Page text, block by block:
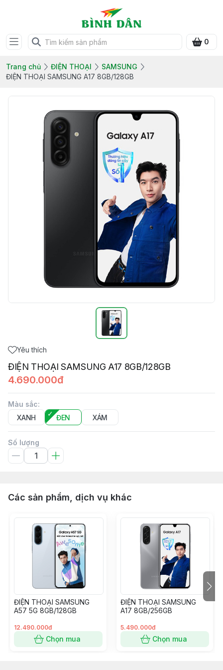
0
Trang chủ ĐIỆN THOẠI
SAMSUNG
ĐIỆN THOẠI SAMSUNG A17 8GB/128GB
Yêu thích
ĐIỆN THOẠI SAMSUNG A17 8GB/128GB
4.690.000đ
Màu sắc:
XANH
ĐEN XÁM
Số lượng
Các sản phẩm, dịch vụ khác
ĐIỆN THOẠI SAMSUNG
A57 5G 8GB/128GB
12.490.000đ
Chọn mua
ĐIỆN THOẠI SAMSUNG
A17 8GB/256GB
5.490.000đ
Chọn mua